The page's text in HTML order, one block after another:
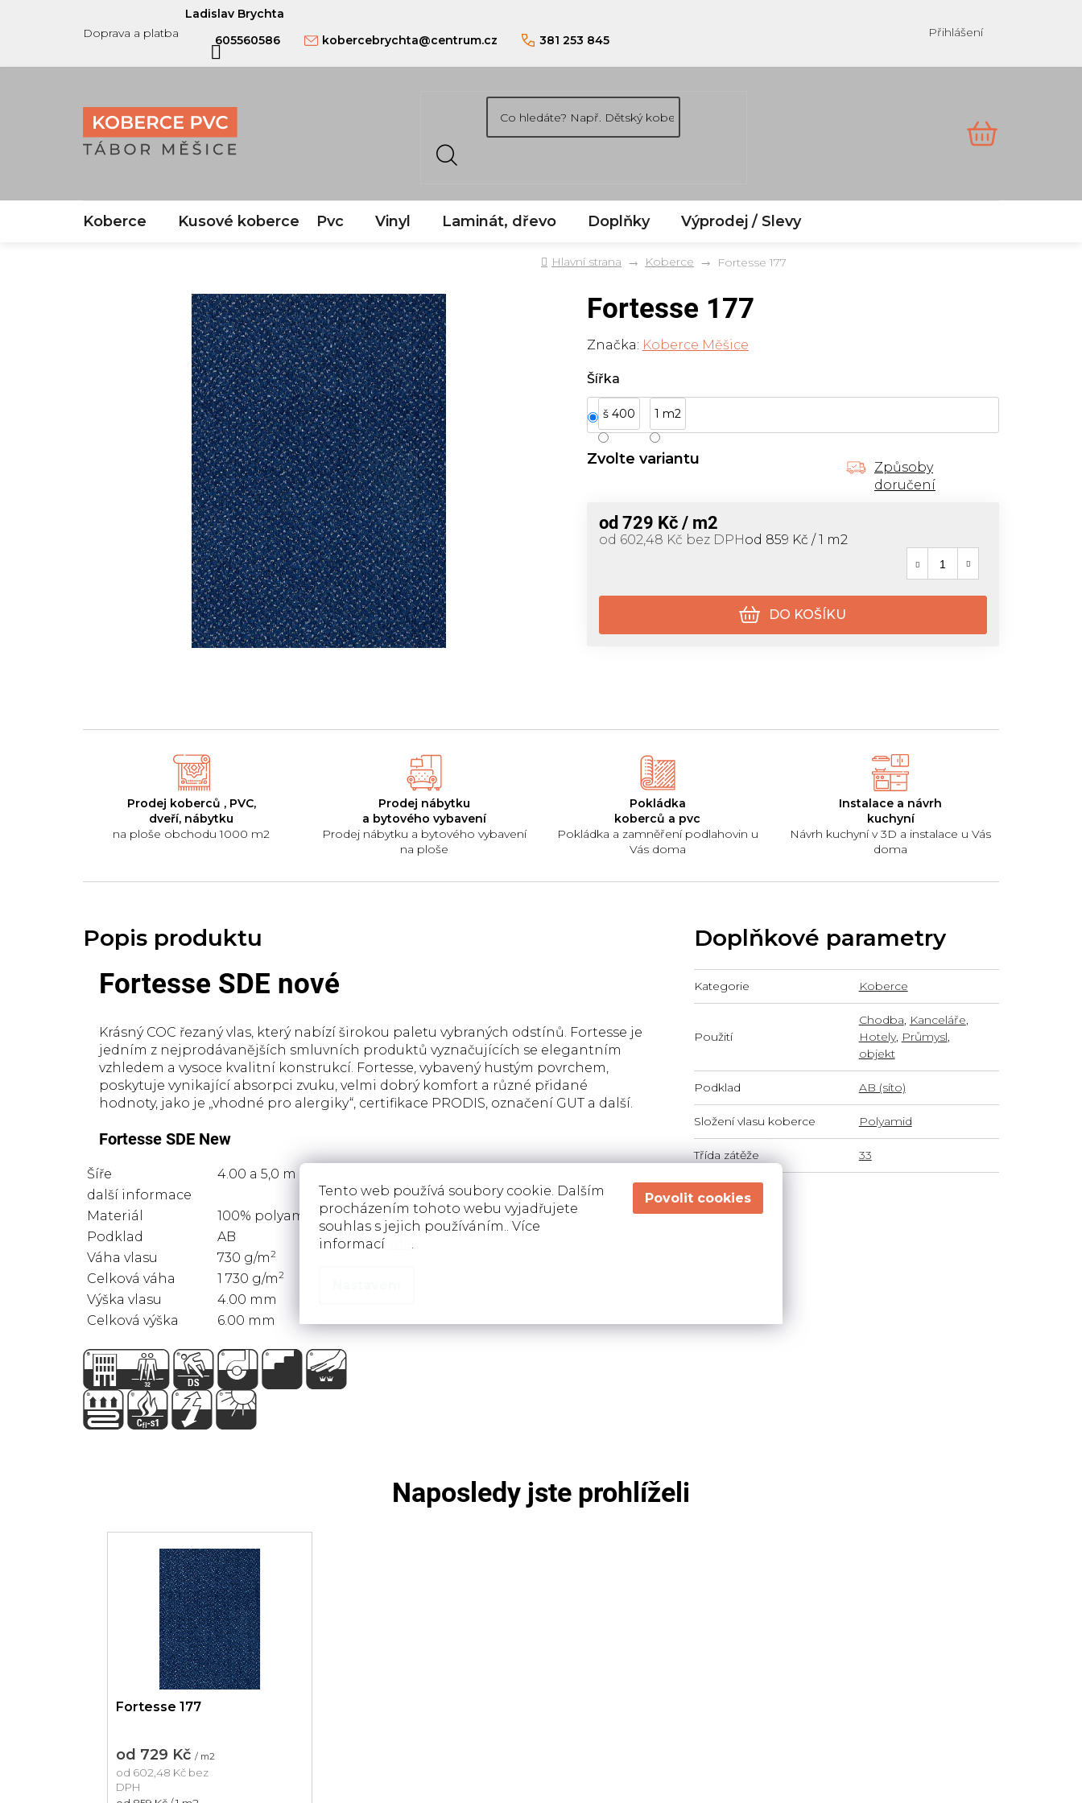
Tento web používá soubory cookie. Dalším
procházením tohoto webu vyjadřujete
souhlas s jejich používáním.. Více
informací
Doprava a platba
Ladislav Brychta
kobercebrychta@centrum.cz 381 253 845
605560586
Přihlášení
NÁKUPNÍ
Koberce Kusové koberce Pvc Vinyl Laminát, dřevo Doplňky Výprodej / Slevy
Domů Koberce Fortesse 177
Fortesse 177
Značka: Koberce Měšice
Šířka
š 400 1 m2
Zvolte variantu
Způsoby
doručení
od 729 Kč / m2
od 602,48 Kč bez DPH Měrná cena:
od 859 Kč / 1 m2
DO KOŠÍKU
Prodej koberců , PVC,
dveří, nábytku
na ploše obchodu 1000 m2
Prodej nábytku
a bytového vybavení
Prodej nábytku a bytového vybavení
na ploše
Pokládka
koberců a pvc
Pokládka a zamněření podlahovin u
Vás doma
Instalace a návrh
kuchyní
Návrh kuchyní v 3D a instalace u Vás
doma
Fortesse SDE nové
Krásný COC řezaný vlas, který nabízí širokou paletu vybraných odstínů. Fortesse je
jedním z nejprodávanějších smluvních produktů vyznačujících se elegantním
vzhledem a vysoce kvalitní konstrukcí. Fortesse, vybavený hustým povrchem,
poskytuje vynikající absorpci zvuku, velmi dobrý komfort a různé přidané
hodnoty, jako je „vhodné pro alergiky“, certifikace PRODIS, označení GUT a další.
Fortesse SDE New
Šíře
4.00 a 5,0 m
další informace
Materiál
100% polyamid
Podklad
AB
Váha vlasu
730 g/m2
Celková váha 1 730 g/m2
Výška vlasu
4.00 mm
Celková výška
6.00 mm
Doplňkové parametry
Kategorie Koberce
Použití
Chodba, Kanceláře,
Hotely, Průmysl,
objekt
Podklad AB (síto)
Složení vlasu koberce Polyamid
Třída zátěže 33
Naposledy jste prohlíželi
Fortesse 177
od 729 Kč / m2
od 602,48 Kč bez
DPH
Měrná